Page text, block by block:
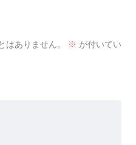
はありません。 ※ が付いてい